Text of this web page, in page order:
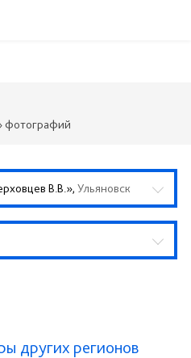
фотографий
В.В.», Ульяновск
других регионов